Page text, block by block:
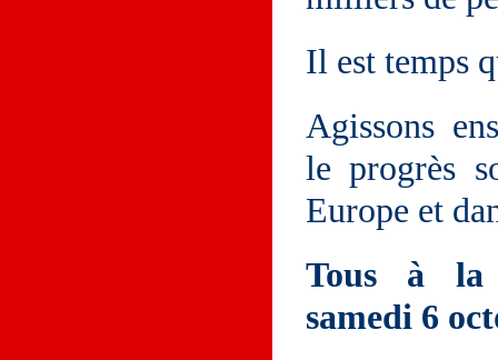
Il est temps
Agissons
le progrès
Europe et
Tous à la
samedi 6